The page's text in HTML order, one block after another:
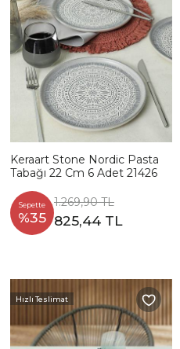
Keraart Stone Nordic Pasta
Tabağı 22 Cm 6 Adet 21426
Sepette
%35
1.269,90 TL
825,44 TL
Hızlı Teslimat